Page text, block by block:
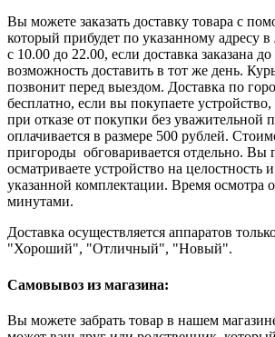
Вы можете заказать доставку товара с
который прибудет по указанному адресу
с 10.00 до 22.00, если доставка заказана
возможность доставить в тот же день.
позвонит перед выездом. Доставка по
бесплатно, если вы покупаете
при отказе от покупки без уважительной
оплачивается в размере 500 рублей.
пригороды обговаривается отдельно. Вы
осматриваете устройство на целостность
указанной комплектации. Время осмотра
минутами.
Доставка осуществляется аппаратов
"Хороший", "Отличный", "Новый".
Самовывоз из магазина:
Вы можете забрать товар в нашем